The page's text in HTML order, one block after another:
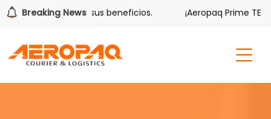
Breaking News
también tiene sus beneficios. ¡Aeropaq Prime TE DA